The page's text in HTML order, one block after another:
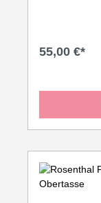
55,00 €*